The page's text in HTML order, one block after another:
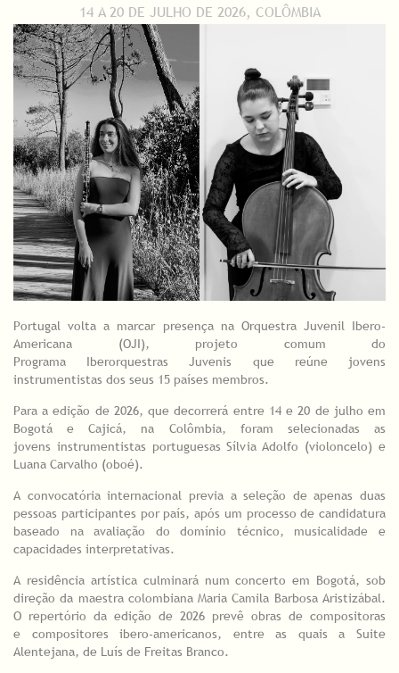
14 A 20 DE JULHO DE 2026, COLÔMBIA
Portugal volta a marcar presença na Orquestra Juvenil Ibero-
Americana (OJI), projeto comum do
Programa Iberorquestras Juvenis que reúne jovens
instrumentistas dos seus 15 países membros.
Para a edição de 2026, que decorrerá entre 14 e 20 de julho em
Bogotá e Cajicá, na Colômbia, foram selecionadas as
jovens instrumentistas portuguesas Sílvia Adolfo (violoncelo) e
Luana Carvalho (oboé).
A convocatória internacional previa a seleção de apenas duas
pessoas participantes por país, após um processo de candidatura
baseado na avaliação do domínio técnico, musicalidade e
capacidades interpretativas.
A residência artística culminará num concerto em Bogotá, sob
direção da maestra colombiana Maria Camila Barbosa Aristizábal.
O repertório da edição de 2026 prevê obras de compositoras
e compositores ibero-americanos, entre as quais a Suite
Alentejana, de Luís de Freitas Branco.